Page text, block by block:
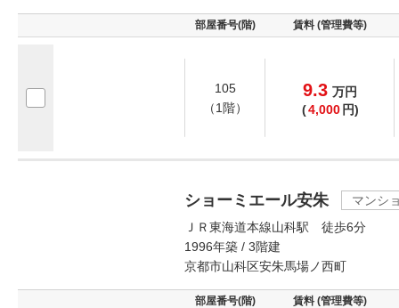
部屋番号(階) 賃料 (管理費等)
105
（1階）
9.3 万円
(4,000 円)
ショーミエール安朱
マンシ
ＪＲ東海道本線山科駅 徒歩6分
1996年築 / 3階建
京都市山科区安朱馬場ノ西町
部屋番号(階) 賃料 (管理費等)